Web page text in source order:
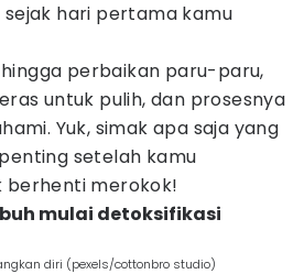
hari pertama kamu
perbaikan paru-paru,
untuk pulih, dan prosesnya
Yuk, simak apa saja yang
setelah kamu
berhenti merokok!
mulai detoksifikasi
diri (pexels/cottonbro studio)